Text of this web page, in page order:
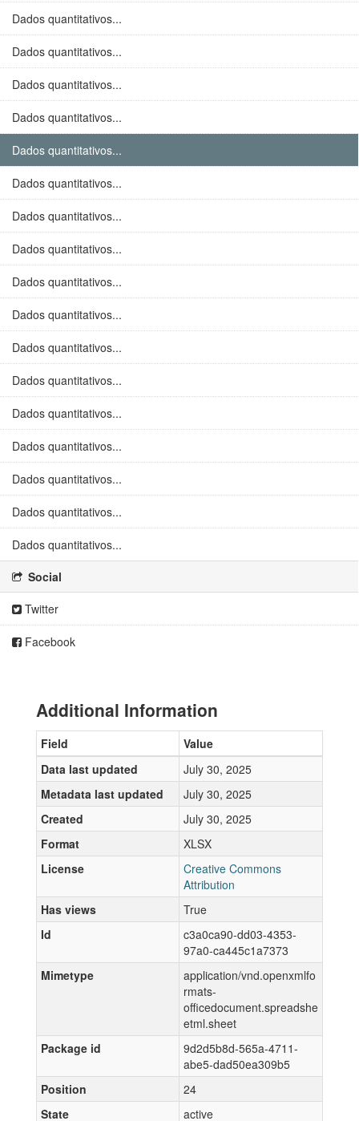
Dados quantitativos...
Dados quantitativos...
Dados quantitativos...
Dados quantitativos...
Dados quantitativos...
Dados quantitativos...
Dados quantitativos...
Dados quantitativos...
Dados quantitativos...
Dados quantitativos...
Dados quantitativos...
Dados quantitativos...
Dados quantitativos...
Dados quantitativos...
Dados quantitativos...
Dados quantitativos...
Dados quantitativos...
Social
Twitter
Facebook
Additional Information
Field
Value
Data last updated
July 30, 2025
Metadata last updated
July 30, 2025
Created
July 30, 2025
Format
XLSX
License
Creative Commons
Attribution
Has views
True
Id
c3a0ca90-dd03-4353-
97a0-ca445c1a7373
Mimetype
application/vnd.openxmlfo
rmats-
officedocument.spreadshe
etml.sheet
Package id
9d2d5b8d-565a-4711-
abe5-dad50ea309b5
Position
24
State
active